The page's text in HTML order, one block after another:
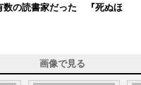
数の読書家だった 『死ぬほ
画像で見る